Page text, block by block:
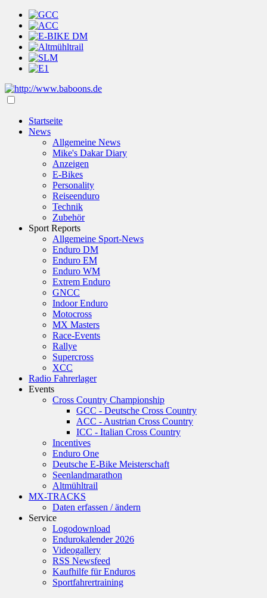
Startseite
News
Allgemeine News
Mike's Dakar Diary
Anzeigen
E-Bikes
Personality
Reiseenduro
Technik
Zubehör
Sport Reports
Allgemeine Sport-News
Enduro DM
Enduro EM
Enduro WM
Extrem Enduro
GNCC
Indoor Enduro
Motocross
MX Masters
Race-Events
Rallye
Supercross
XCC
Radio Fahrerlager
Events
Cross Country Championship
GCC - Deutsche Cross Country
ACC - Austrian Cross Country
ICC - Italian Cross Country
Incentives
Enduro One
Deutsche E-Bike Meisterschaft
Seenlandmarathon
Altmühltrail
MX-TRACKS
Daten erfassen / ändern
Service
Logodownload
Endurokalender 2026
Videogallery
RSS Newsfeed
Kaufhilfe für Enduros
Sportfahrertraining